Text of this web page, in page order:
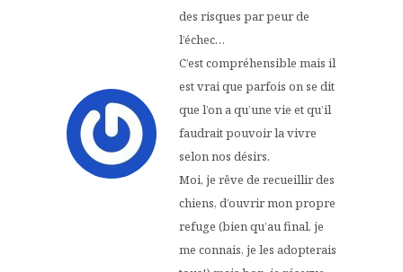
des risques par peur de
l’échec…
C’est compréhensible mais il
est vrai que parfois on se dit
que l’on a qu’une vie et qu’il
faudrait pouvoir la vivre
selon nos désirs.
Moi, je rêve de recueillir des
chiens, d’ouvrir mon propre
refuge (bien qu’au final, je
me connais, je les adopterais